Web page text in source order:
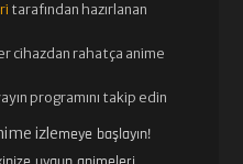
tarafından hazırlanan
cihazdan rahatça anime
programını takip edin
izlemeye başlayın!